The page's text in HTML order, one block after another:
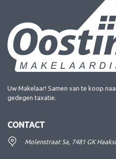
Uw Makelaar! Samen van te koop
gedegen taxatie.
CONTACT
Molenstraat 5a, 7481 GK